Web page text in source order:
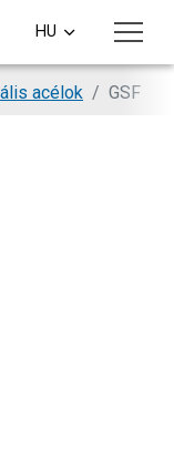
HU
acélok GSF